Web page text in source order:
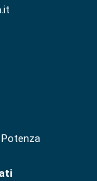
Potenza